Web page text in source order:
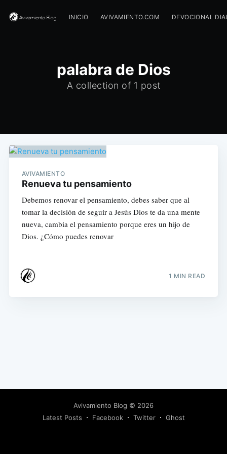
INICIO AVIVAMIENTO.COM DEVOCIONAL
palabra de Dios
A collection of 1 post
AVIVAMIENTO
Renueva tu pensamiento
Debemos renovar el pensamiento, debes saber que al
tomar la decisión de seguir a Jesús Dios te da una mente
nueva, cambia el pensamiento porque eres un hijo de
Dios. ¿Cómo puedes renovar
1 MIN READ
Avivamiento Blog © 2026
Latest Posts
Facebook Twitter Ghost